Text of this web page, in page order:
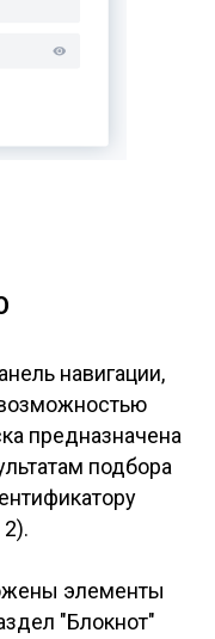
навигации,
предназначена
подбора
элементы
"Блокнот"